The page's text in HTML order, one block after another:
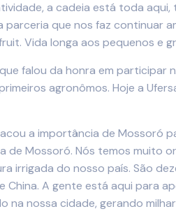
a cadeia está toda
que nos faz continuar
Vida longa aos pequenos e
falou da honra em
agronômos. Hoje a
a importância de Mossoró
Mossoró. Nós temos muito
do nosso país. São
A gente está aqui para
nossa cidade, gerando